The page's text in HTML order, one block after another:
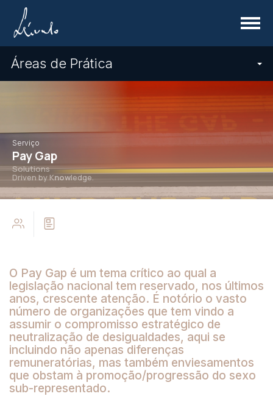
Menu
Áreas de Prática
Serviço
Pay Gap
Solutions
Driven by Knowledge.
O Pay Gap é um tema crítico ao qual a
legislação nacional tem reservado, nos últimos
anos, crescente atenção. É notório o vasto
número de organizações que tem vindo a
assumir o compromisso estratégico de
neutralização de desigualdades, aqui se
incluindo não apenas diferenças
remuneratórias, mas também enviesamentos
que obstam à promoção/progressão do sexo
sub-representado.